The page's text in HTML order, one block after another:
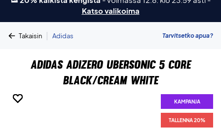
Katso valikoima
Takaisin | Adidas Tarvitsetko apua?
Adidas Adizero Ubersonic 5 Core
Black/Cream White
KAMPANJA
TALLENNA 20%
KAMPANJA
TALLENNA 20%
KAMPANJA
TALLENNA 20%
KAMPANJA
TALLENNA 20%
KAMPANJA
TALLENNA 20%
KAMPANJA
TALLENNA 20%
KAMPANJA
TALLENNA 20%
KAMPANJA
TALLENNA 20%